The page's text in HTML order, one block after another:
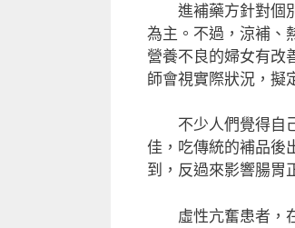
進補藥方針對個別
為主。不過，涼補、
營養不良的婦女有改
師會視實際狀況，擬
不少人們覺得自己
佳，吃傳統的補品後
到，反過來影響腸胃
虛性亢奮患者，在